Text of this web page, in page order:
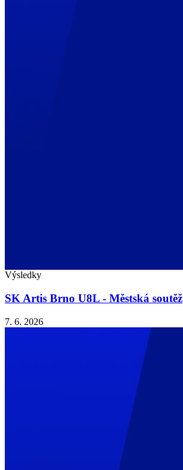
Výsledky
SK Artis Brno U8L - Městská soutěž
7. 6. 2026